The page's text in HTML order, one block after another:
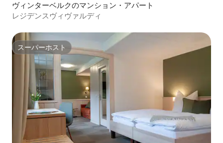
ヴィンターベルクのマンション・アパート
レジデンスヴィヴァルディ
スーパーホスト
スーパーホスト